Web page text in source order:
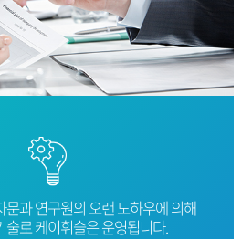
문과 연구원의 오랜노하우에 의해
술로케이휘슬은 운영됩니다.